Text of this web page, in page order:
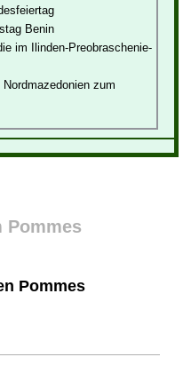
Benin
im Ilinden-Preobraschenie-
zum
Pommes
Pommes